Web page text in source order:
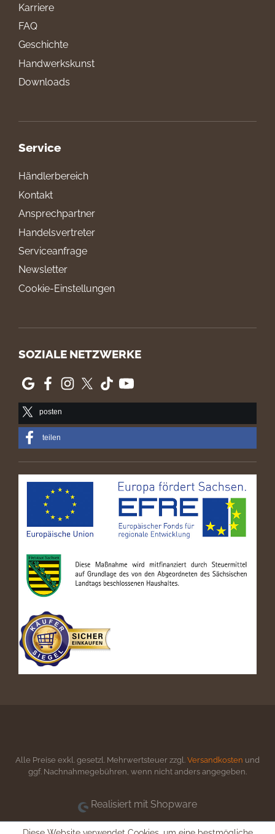
Karriere
FAQ
Geschichte
Handwerkskunst
Downloads
Service
Händlerbereich
Kontakt
Ansprechpartner
Handelsvertreter
Serviceanfrage
Newsletter
Cookie-Einstellungen
SOZIALE NETZWERKE
posten
teilen
Alle Preise exkl. gesetzl. Mehrwertsteuer zzgl. Versandkosten und
ggf. Nachnahmegebühren, wenn nicht anders angegeben.
Realisiert mit Shopware